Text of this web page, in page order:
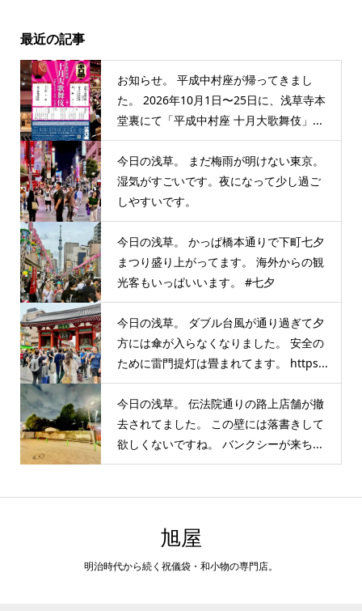
最近の記事
お知らせ。 平成中村座が帰ってきまし
た。 2026年10月1日〜25日に、浅草寺本
堂裏にて「平成中村座 十月大歌舞伎」...
今日の浅草。 まだ梅雨が明けない東京。
湿気がすごいです。夜になって少し過ご
しやすいです。
今日の浅草。 かっぱ橋本通りで下町七夕
まつり盛り上がってます。 海外からの観
光客もいっぱいいます。 #七夕
今日の浅草。 ダブル台風が通り過ぎて夕
方には傘が入らなくなりました。 安全の
ために雷門提灯は畳まれてます。 https...
今日の浅草。 伝法院通りの路上店舗が撤
去されてました。 この壁には落書きして
欲しくないですね。 バンクシーが来ち...
旭屋
明治時代から続く祝儀袋・和小物の専門店。